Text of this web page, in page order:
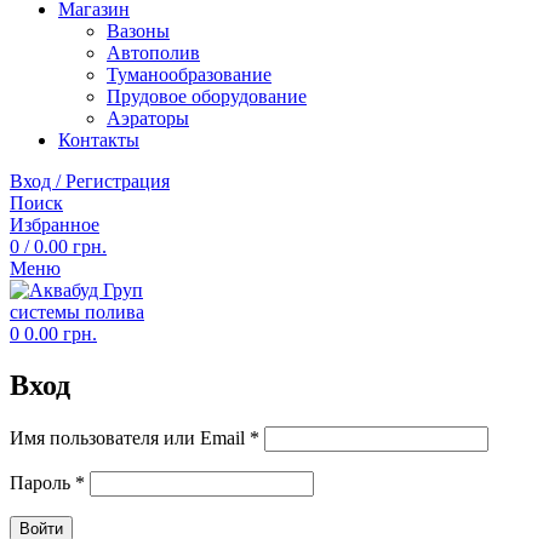
Магазин
Вазоны
Автополив
Туманообразование
Прудовое оборудование
Аэраторы
Контакты
Вход / Регистрация
Поиск
Избранное
0 / 0.00 грн.
Меню
0 0.00 грн.
Вход
Имя пользователя или Email *
Пароль *
Войти